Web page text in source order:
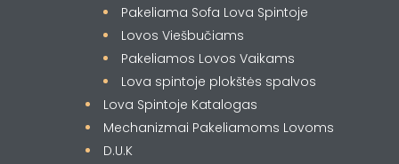
Pakeliama Sofa Lova Spintoje
Lovos Viešbučiams
Pakeliamos Lovos Vaikams
Lova spintoje plokštės spalvos
Lova Spintoje Katalogas
Mechanizmai Pakeliamoms Lovoms
D.U.K